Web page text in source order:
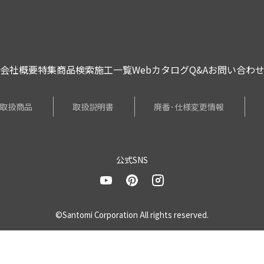
会社概要特集商品検索施工一覧WebカタログQ&Aお問い合わせ
取扱商品 取扱説明書 廃番･仕様変更情報
公式SNS
©Santomi Corporation All rights reserved.